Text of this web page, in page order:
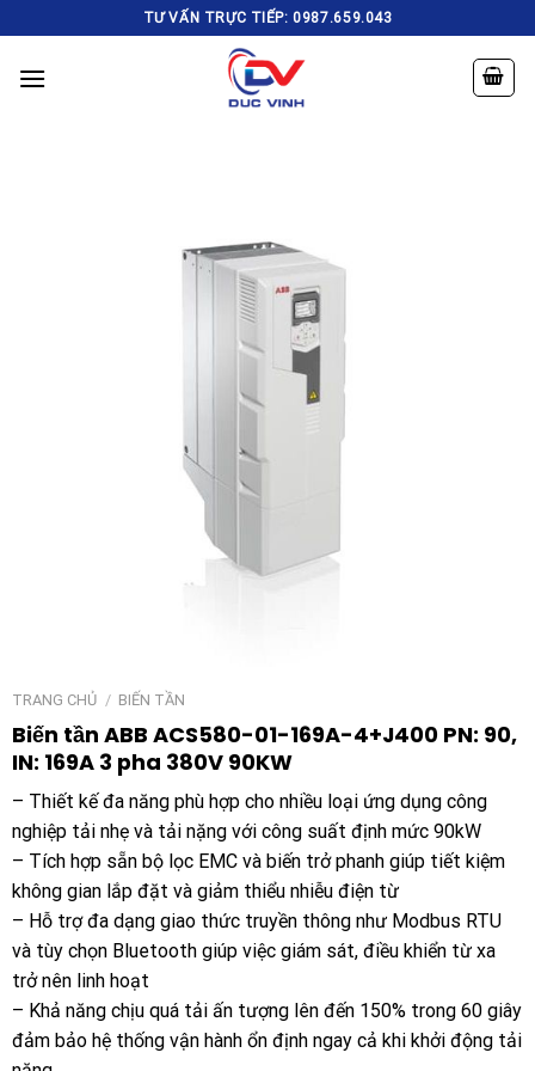
to
content
TƯ VẤN TRỰC TIẾP: 0987.659.043
TRANG CHỦ / BIẾN TẦN
Biến tần ABB ACS580-01-169A-4+J400 PN: 90,
IN: 169A 3 pha 380V 90KW
– Thiết kế đa năng phù hợp cho nhiều loại ứng dụng công
nghiệp tải nhẹ và tải nặng với công suất định mức 90kW
– Tích hợp sẵn bộ lọc EMC và biến trở phanh giúp tiết kiệm
không gian lắp đặt và giảm thiểu nhiễu điện từ
– Hỗ trợ đa dạng giao thức truyền thông như Modbus RTU
và tùy chọn Bluetooth giúp việc giám sát, điều khiển từ xa
trở nên linh hoạt
– Khả năng chịu quá tải ấn tượng lên đến 150% trong 60 giây
đảm bảo hệ thống vận hành ổn định ngay cả khi khởi động tải